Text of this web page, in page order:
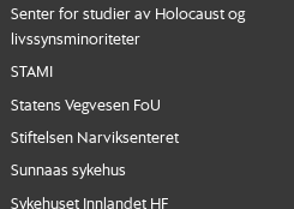
Senter for studier av Holocaust og
livssynsminoriteter
STAMI
Statens Vegvesen FoU
Stiftelsen Narviksenteret
Sunnaas sykehus
Sykehuset Innlandet HF